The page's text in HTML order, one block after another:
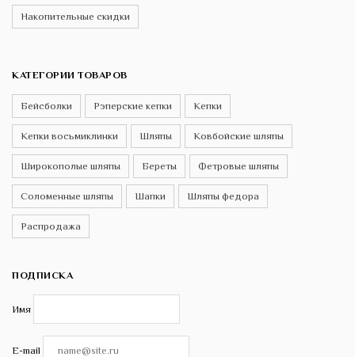
Накопительные скидки
КАТЕГОРИИ ТОВАРОВ
Бейсболки Рэперские кепки Кепки
Кепки восьмиклинки Шляпы Ковбойские шляпы
Широкополые шляпы Береты Фетровые шляпы
Соломенные шляпы Шапки Шляпы федора
Распродажа
ПОДПИСКА
Имя
E-mail